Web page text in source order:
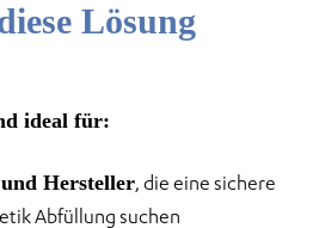
Lösung
ideal für:
Hersteller, die eine sichere
Abfüllung suchen